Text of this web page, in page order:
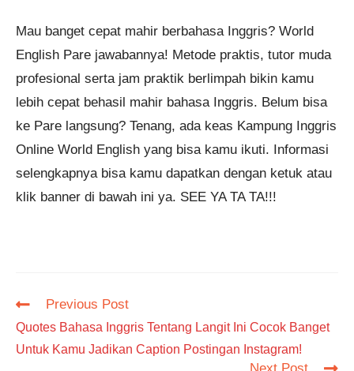
Mau banget cepat mahir berbahasa Inggris? World
English Pare jawabannya! Metode praktis, tutor muda
profesional serta jam praktik berlimpah bikin kamu
lebih cepat behasil mahir bahasa Inggris. Belum bisa
ke Pare langsung? Tenang, ada keas Kampung Inggris
Online World English yang bisa kamu ikuti. Informasi
selengkapnya bisa kamu dapatkan dengan ketuk atau
klik banner di bawah ini ya. SEE YA TA TA!!!
Read
articles
Previous Post
Quotes Bahasa Inggris Tentang Langit Ini Cocok Banget
Untuk Kamu Jadikan Caption Postingan Instagram!